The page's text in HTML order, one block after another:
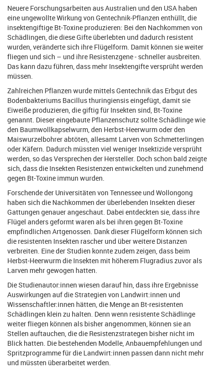
Neuere Forschungsarbeiten aus Australien und den USA haben
eine ungewollte Wirkung von Gentechnik-Pflanzen enthüllt, die
insektengiftige Bt-Toxine produzieren: Bei den Nachkommen von
Schädlingen, die diese Gifte überlebten und dadurch resistent
wurden, veränderte sich ihre Flügelform. Damit können sie weiter
fliegen und sich – und ihre Resistenzgene - schneller ausbreiten.
Das kann dazu führen, dass mehr Insektengifte versprüht werden
müssen.
Zahlreichen Pflanzen wurde mittels Gentechnik das Erbgut des
Bodenbakteriums Bacillus thuringiensis eingefügt, damit sie
Eiweiße produzieren, die giftig für Insekten sind, Bt-Toxine
genannt. Dieser eingebaute Pflanzenschutz sollte Schädlinge wie
den Baumwollkapselwurm, den Herbst-Heerwurm oder den
Maiswurzelbohrer abtöten, allesamt Larven von Schmetterlingen
oder Käfern. Dadurch müssten viel weniger Insektizide versprüht
werden, so das Versprechen der Hersteller. Doch schon bald zeigte
sich, dass die Insekten Resistenzen entwickelten und zunehmend
gegen Bt-Toxine immun wurden.
Forschende der Universitäten von Tennessee und Wollongong
haben sich die Nachkommen der überlebenden Insekten dieser
Gattungen genauer angeschaut. Dabei entdeckten sie, dass ihre
Flügel anders geformt waren als bei ihren gegen Bt-Toxine
empfindlichen Artgenossen. Dank dieser Flügelform können sich
die resistenten Insekten rascher und über weitere Distanzen
verbreiten. Eine der Studien konnte zudem zeigen, dass beim
Herbst-Heerwurm die Insekten mit höherem Flugradius zuvor als
Larven mehr gewogen hatten.
Die Studienautor:innen wiesen darauf hin, dass ihre Ergebnisse
Auswirkungen auf die Strategien von Landwirt:innen und
Wissenschaftler:innen hätten, die Menge an Bt-resistenten
Schädlingen klein zu halten. Denn wenn resistente Schädlinge
weiter fliegen können als bisher angenommen, können sie an
Stellen auftauchen, die die Resistenzstrategen bisher nicht im
Blick hatten. Die bestehenden Modelle, Anbauempfehlungen und
Spritzprogramme für die Landwirt:innen passen dann nicht mehr
und müssten überarbeitet werden.